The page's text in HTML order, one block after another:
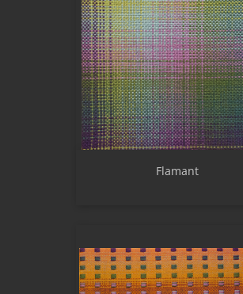
Flamant